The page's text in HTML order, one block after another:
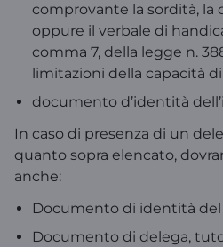
comprovante la sordità, la
oppure il verbale di
comma 7, della legge n.
limitazioni della capacità
documento d’identità
In caso di presenza di un
quanto sopra elencato,
anche:
Documento di identità
Documento di delega,